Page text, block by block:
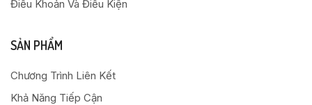
Điều Khoản Và Điều Kiện
SẢN PHẨM
Chương Trình Liên Kết
Khả Năng Tiếp Cận